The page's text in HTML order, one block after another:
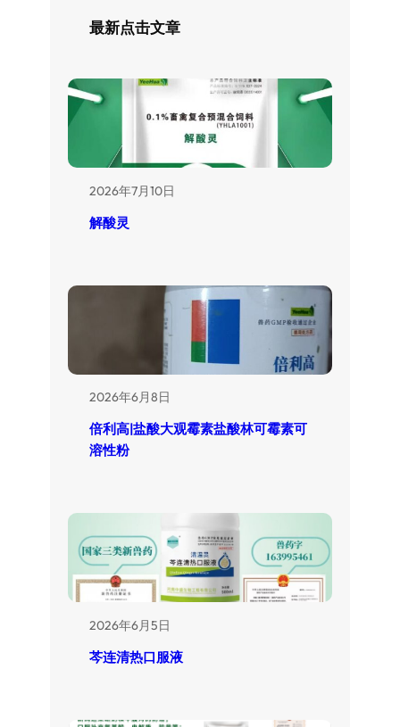
最新点击文章
2026年7月10日
解酸灵
2026年6月8日
倍利高|盐酸大观霉素盐酸林可霉素可
溶性粉
2026年6月5日
芩连清热口服液